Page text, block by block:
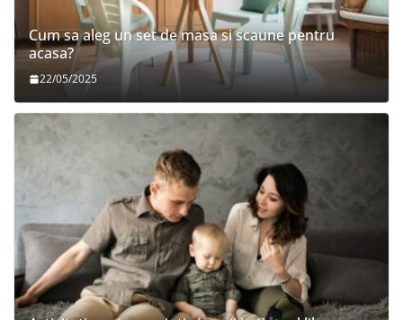
Cum sa aleg un set de masa si scaune pentru
acasa?
22/05/2025